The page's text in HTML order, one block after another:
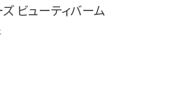
ビューティバーム